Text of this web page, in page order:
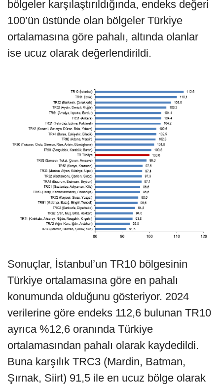
bölgeler karşılaştırıldığında, endeks değeri
100’ün üstünde olan bölgeler Türkiye
ortalamasına göre pahalı, altında olanlar
ise ucuz olarak değerlendirildi.
Sonuçlar, İstanbul’un TR10 bölgesinin
Türkiye ortalamasına göre en pahalı
konumunda olduğunu gösteriyor. 2024
verilerine göre endeks 112,6 bulunan TR10
ayrıca %12,6 oranında Türkiye
ortalamasından pahalı olarak kaydedildi.
Buna karşılık TRC3 (Mardin, Batman,
Şırnak, Siirt) 91,5 ile en ucuz bölge olarak